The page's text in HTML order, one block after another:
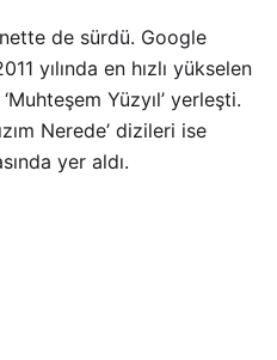
de sürdü. Google
yılında en hızlı yükselen
Yüzyıl’ yerleşti.
Nerede’ dizileri ise
yer aldı.